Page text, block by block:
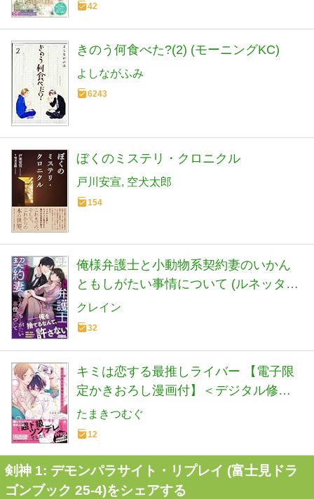
42
きのう何食べた?(2) (モーニングKC)
よしながふみ
6243
ぼくのミステリ・クロニクル
戸川安宣 空犬太郎
154
俺様弁護士と小動物系契約妻のいかん
ともしがたい事情について (ルネッタブ
ックス)
クレイン
32
キミは恋する最推しライバー 【電子限
定かきおろし漫画付】＜デジタル修正
版＞ (GUSH COMICS)
たまきつむぐ
12
剣神 1: デモンパラサイト・リプレイ (富士見ドラ
ゴンブック 25-4)をシェアする